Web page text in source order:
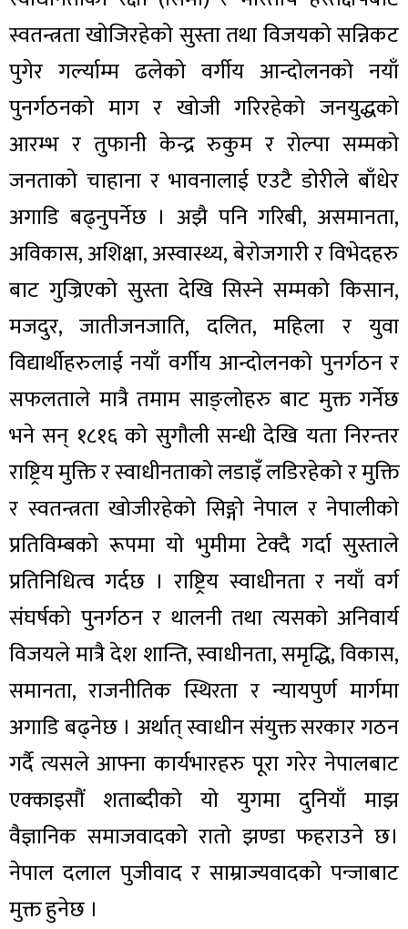
स्वतन्त्रता खोजिरहेको सुस्ता तथा विजयको सन्निकट
पुगेर गर्ल्याम्म ढलेको वर्गीय आन्दोलनको नयाँ
पुनर्गठनको माग र खोजी गरिरहेको जनयुद्धको
आरम्भ र तुफानी केन्द्र रुकुम र रोल्पा सम्मको
जनताको चाहाना र भावनालाई एउटै डोरीले बाँधेर
अगाडि बढ्नुपर्नेछ । अझै पनि गरिबी, असमानता,
अविकास, अशिक्षा, अस्वास्थ्य, बेरोजगारी र विभेदहरु
बाट गुज्रिएको सुस्ता देखि सिस्ने सम्मको किसान,
मजदुर, जातीजनजाति, दलित, महिला र युवा
विद्यार्थीहरुलाई नयाँ वर्गीय आन्दोलनको पुनर्गठन र
सफलताले मात्रै तमाम साङ्लोहरु बाट मुक्त गर्नेछ
भने सन् १८१६ को सुगौली सन्धी देखि यता निरन्तर
राष्ट्रिय मुक्ति र स्वाधीनताको लडाइँ लडिरहेको र मुक्ति
र स्वतन्त्रता खोजीरहेको सिङ्गो नेपाल र नेपालीको
प्रतिविम्बको रूपमा यो भुमीमा टेक्दै गर्दा सुस्ताले
प्रतिनिधित्व गर्दछ । राष्ट्रिय स्वाधीनता र नयाँ वर्ग
संघर्षको पुनर्गठन र थालनी तथा त्यसको अनिवार्य
विजयले मात्रै देश शान्ति, स्वाधीनता, समृद्धि, विकास,
समानता, राजनीतिक स्थिरता र न्यायपुर्ण मार्गमा
अगाडि बढ्नेछ । अर्थात् स्वाधीन संयुक्त सरकार गठन
गर्दै त्यसले आफ्ना कार्यभारहरु पूरा गरेर नेपालबाट
एक्काइसौं शताब्दीको यो युगमा दुनियाँ माझ
वैज्ञानिक समाजवादको रातो झण्डा फहराउने छ।
नेपाल दलाल पुजीवाद र साम्राज्यवादको पन्जाबाट
मुक्त हुनेछ ।